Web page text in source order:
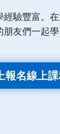
驗豐富。
友們一起學
報名線上